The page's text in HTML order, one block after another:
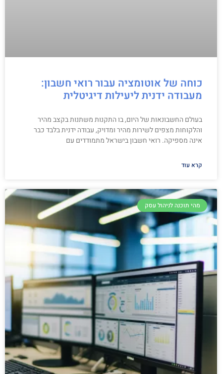
כוחה של אוטומציה עבור רואי חשבון:
מעבודה ידנית ליעילות דיגיטלית
בעולם החשבונאות של היום, בו התקנות משתנות בקצב מהיר
והלקוחות מצפים לשירות מהיר ומדויק, עבודה ידנית בלבד כבר
אינה מספיקה. רואי חשבון בישראל מתמודדים עם
קרא עוד
מהי תוכנה לניהול עסק